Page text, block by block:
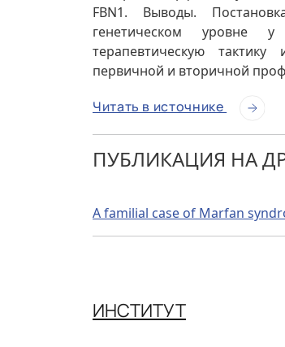
FBN1. Выводы.
генетическом уровне
терапевтическую
первичной и вторичной
Читать в источнике
ПУБЛИКАЦИЯ НА
A familial case of Marfan
ИНСТИТУТ